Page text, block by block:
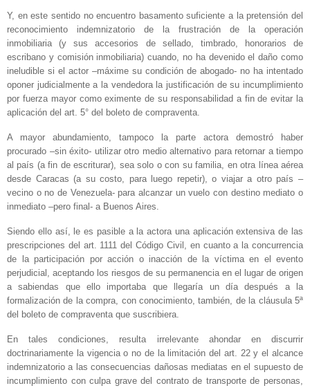
Y, en este sentido no encuentro basamento suficiente a la pretensión del
reconocimiento indemnizatorio de la frustración de la operación
inmobiliaria (y sus accesorios de sellado, timbrado, honorarios de
escribano y comisión inmobiliaria) cuando, no ha devenido el daño como
ineludible si el actor –máxime su condición de abogado- no ha intentado
oponer judicialmente a la vendedora la justificación de su incumplimiento
por fuerza mayor como eximente de su responsabilidad a fin de evitar la
aplicación del art. 5° del boleto de compraventa.
A mayor abundamiento, tampoco la parte actora demostró haber
procurado –sin éxito- utilizar otro medio alternativo para retornar a tiempo
al país (a fin de escriturar), sea solo o con su familia, en otra línea aérea
desde Caracas (a su costo, para luego repetir), o viajar a otro país –
vecino o no de Venezuela- para alcanzar un vuelo con destino mediato o
inmediato –pero final- a Buenos Aires.
Siendo ello así, le es pasible a la actora una aplicación extensiva de las
prescripciones del art. 1111 del Código Civil, en cuanto a la concurrencia
de la participación por acción o inacción de la víctima en el evento
perjudicial, aceptando los riesgos de su permanencia en el lugar de origen
a sabiendas que ello importaba que llegaría un día después a la
formalización de la compra, con conocimiento, también, de la cláusula 5ª
del boleto de compraventa que suscribiera.
En tales condiciones, resulta irrelevante ahondar en discurrir
doctrinariamente la vigencia o no de la limitación del art. 22 y el alcance
indemnizatorio a las consecuencias dañosas mediatas en el supuesto de
incumplimiento con culpa grave del contrato de transporte de personas,